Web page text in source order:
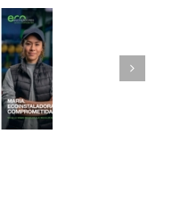
FAEL, Ecoasimelec y
Parque Joyero
Córdoba, colaboran